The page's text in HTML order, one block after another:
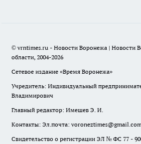
© vrntimes.ru - Новости Воронежа | Новости
области, 2004-2026
Сетевое издание «Время Воронежа»
Учредитель: Индивидуальный
Владимирович
Главный редактор: Имешев Э. И.
Контакты: Эл.почта:
Свидетельство о регистрации ЭЛ № ФС 77 -